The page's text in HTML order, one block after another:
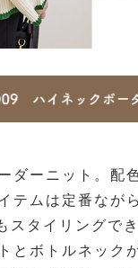
ダーニット。配
テムは定番なが
スタイリングで
とボトルネック